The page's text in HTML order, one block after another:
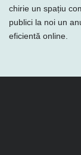
chirie un spațiu
publici la noi un
eficientă online.